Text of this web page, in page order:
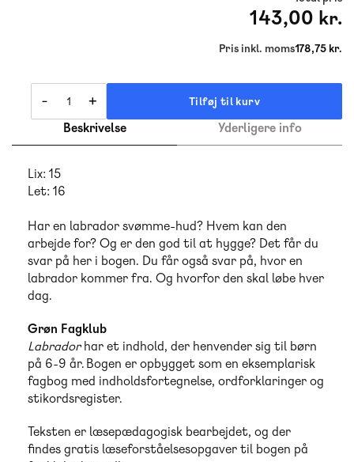
143,00 kr.
Pris inkl. moms178,75 kr.
- + Tilføj til kurv
Beskrivelse Yderligere info
Lix: 15
Let: 16
Har en labrador svømme-hud? Hvem kan den
arbejde for? Og er den god til at hygge? Det får du
svar på her i bogen. Du får også svar på, hvor en
labrador kommer fra. Og hvorfor den skal løbe hver
dag.
Grøn Fagklub
Labradorhar et indhold, der henvender sig til børn
på 6-9 år. Bogen er opbygget som en eksemplarisk
fagbog med indholdsfortegnelse, ordforklaringer og
stikordsregister.
Teksten er læsepædagogisk bearbejdet, og der
findes gratis læseforståelsesopgaver til bogen på